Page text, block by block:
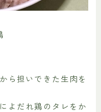
ら担いできた生肉を
よだれ鶏のタレをか